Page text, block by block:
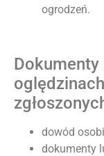
ogrodzeń.
Dokumenty
dowód
dokumenty